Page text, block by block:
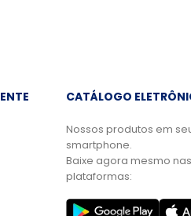
CATÁLOGO
Nossos produtos em
smartphone.
Baixe agora mesmo nas
plataformas: